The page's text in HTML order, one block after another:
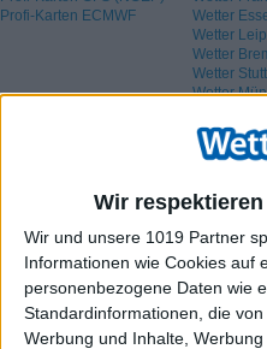
Wir
Wir und unsere 1019 Partner
Informationen wie Cookies auf
personenbezogene Daten wie
Standardinformationen, die
Werbung und Inhalte, Werbung
Profi-Karten ECMWF
Wetter
Wetter
Wetter
Wetter
Wetter